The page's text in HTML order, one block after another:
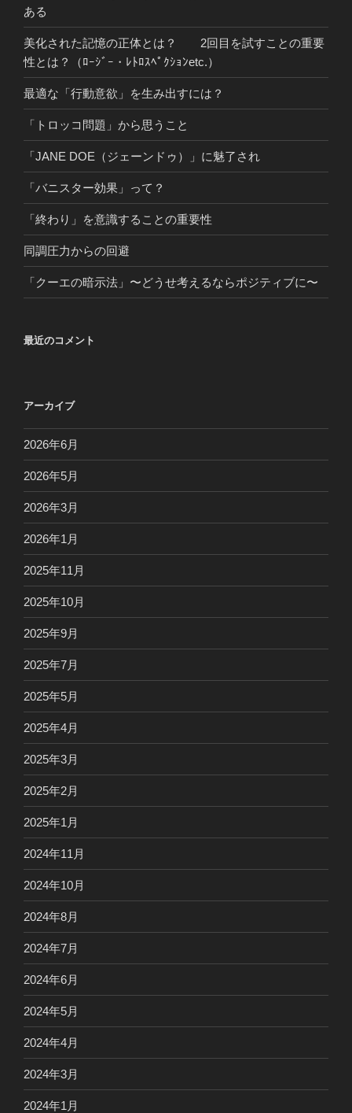
ある
美化された記憶の正体とは？ 2回目を試すことの重要
性とは？（ﾛｰｼﾞｰ・ﾚﾄﾛｽﾍﾟｸｼｮﾝetc.）
最適な「行動意欲」を生み出すには？
「トロッコ問題」から思うこと
「JANE DOE（ジェーンドゥ）」に魅了され
「バニスター効果」って？
「終わり」を意識することの重要性
同調圧力からの回避
「クーエの暗示法」〜どうせ考えるならポジティブに〜
最近のコメント
アーカイブ
2026年6月
2026年5月
2026年3月
2026年1月
2025年11月
2025年10月
2025年9月
2025年7月
2025年5月
2025年4月
2025年3月
2025年2月
2025年1月
2024年11月
2024年10月
2024年8月
2024年7月
2024年6月
2024年5月
2024年4月
2024年3月
2024年1月